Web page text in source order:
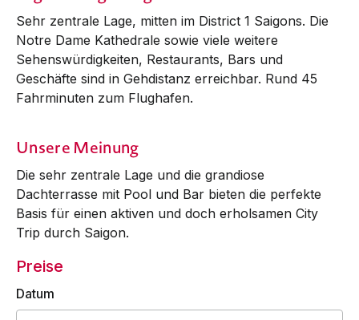
Sehr zentrale Lage, mitten im District 1 Saigons. Die
Notre Dame Kathedrale sowie viele weitere
Sehenswürdigkeiten, Restaurants, Bars und
Geschäfte sind in Gehdistanz erreichbar. Rund 45
Fahrminuten zum Flughafen.
Unsere Meinung
Die sehr zentrale Lage und die grandiose
Dachterrasse mit Pool und Bar bieten die perfekte
Basis für einen aktiven und doch erholsamen City
Trip durch Saigon.
Preise
Datum